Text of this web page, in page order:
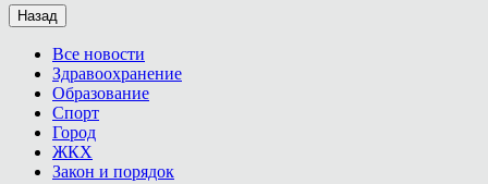
Назад
Все новости
Здравоохранение
Образование
Спорт
Город
ЖКХ
Закон и порядок